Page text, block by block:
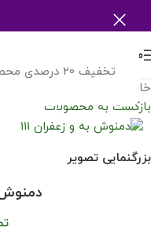
تخفیف 20 درصدی محصولات نیاک!
منو
خانه
بازگشت به محصولات
بزرگنمایی تصویر
دمنوش